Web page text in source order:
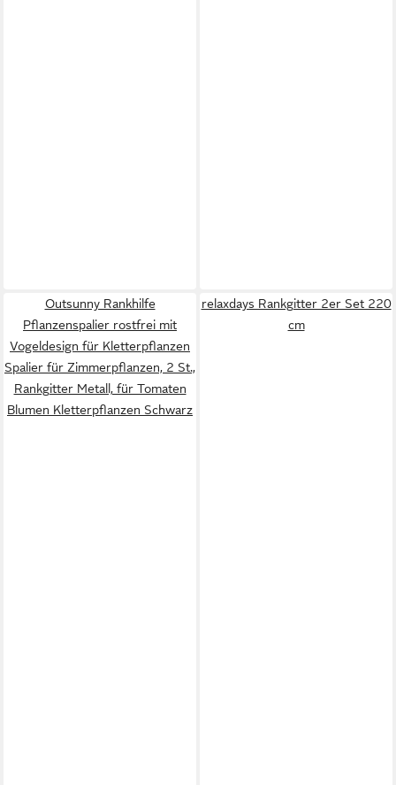
Outsunny Rankhilfe
Pflanzenspalier rostfrei mit
Vogeldesign für Kletterpflanzen
Spalier für Zimmerpflanzen, 2 St.,
Rankgitter Metall, für Tomaten
Blumen Kletterpflanzen Schwarz
relaxdays Rankgitter 2er Set 220
cm